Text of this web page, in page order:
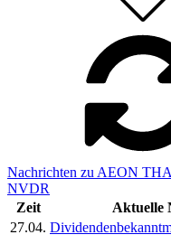
Nachrichten zu AEON
NVDR
Zeit
Aktuelle
27.04.